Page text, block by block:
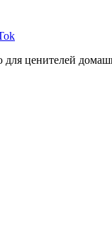
ценителей